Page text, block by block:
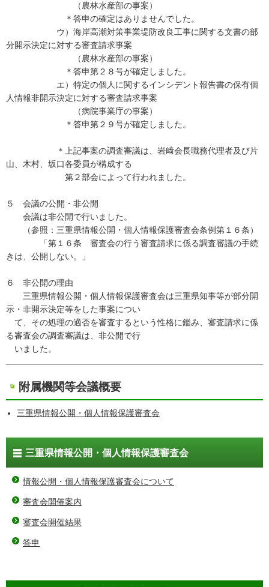
（農林水産部の事案）
＊答申の確定はありませんでした。
ウ）海岸高潮対策事業堤防改良工事に関する文書の部
分開示決定に対する審査請求事案
（農林水産部の事案）
＊答申第２８号が確定しました。
エ）特定の個人に関するインシデント報告書の保有個
人情報非開示決定に対する審査請求事案
（病院事業庁の事案）
＊答申第２９号が確定しました。
＊上記事案の調査審議は、岩﨑会長職務代理者及び片
山、木村、坂口各委員が構成する
第２部会によって行われました。
５ 会議の公開・非公開
会議は非公開で行いました。
（参照：三重県情報公開・個人情報保護審査会条例第１６条）
「第１６条 審査会の行う審査請求に係る調査審議の手続
きは、公開しない。」
６ 非公開の理由
三重県情報公開・個人情報保護審査会は三重県知事等が部分開
示・非開示決定等をした事案につい
て、その処理の適否を審査するという性格に鑑み、審査請求に係
る審査会の調査審議は、非公開で行
いました。
附属機関等会議概要
三重県情報公開・個人情報保護審査会
三重県情報公開・個人情報保護審査会
情報公開・個人情報保護審査会について
審査会開催案内
審査会開催結果
答申